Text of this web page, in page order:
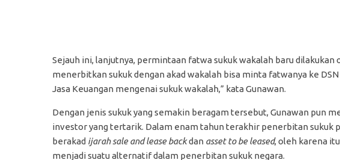
Sejauh ini, lanjutnya, permintaan fatwa sukuk wakalah baru
menerbitkan sukuk dengan akad wakalah bisa minta fatwanya ke DSN
Jasa Keuangan mengenai sukuk wakalah,” kata Gunawan.
Dengan jenis sukuk yang semakin beragam tersebut, Gunawan pun
investor yang tertarik. Dalam enam tahun terakhir penerbitan sukuk
berakad ijarah sale and lease backdan asset to be leased, oleh karena
menjadi suatu alternatif dalam penerbitan sukuk negara.